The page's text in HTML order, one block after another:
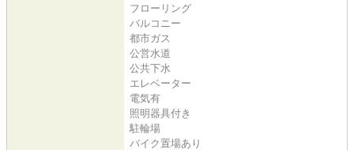
フローリング
バルコニー
都市ガス
公営水道
公共下水
エレベーター
電気有
照明器具付き
駐輪場
バイク置場あり